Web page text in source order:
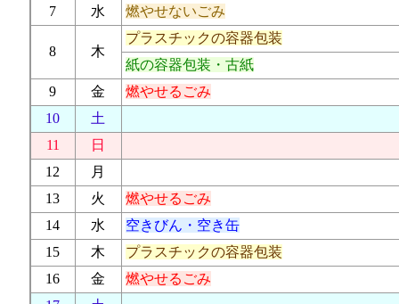
7
水 燃やせないごみ
8 木
プラスチックの容器包装
紙の容器包装・古紙
9
金
燃やせるごみ
10
土
11
日
12
月
13
火
燃やせるごみ
14
水
空きびん・空き缶
15
木
プラスチックの容器包装
16
金
燃やせるごみ